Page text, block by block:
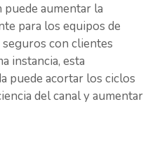
puede aumentar la
para los equipos de
con clientes
instancia, esta
puede acortar los ciclos
del canal y aumentar